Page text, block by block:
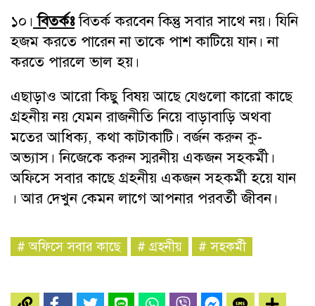
১০। বিতর্কঃবিতর্ক করবেন কিন্তু সবার সাথে নয়। যিনি
হজম করতে পারেন না তাকে পাশ কাটিয়ে যান। না
করতে পারলে ভাল হয়।
এছাড়াও আরো কিছু বিষয় আছে যেগুলো কারো কাছে
গ্রহনীয় নয় যেমন রাজনীতি নিয়ে বাড়াবাড়ি অথবা
মতের আধিক্য, কথা কাটাকাটি। বর্জন করুন কু-
অভ্যাস। নিজেকে করুন স্মরনীয় একজন সহকর্মী।
অফিসে সবার কাছে গ্রহনীয় একজন সহকর্মী হয়ে যান
। আর দেখুন কেমন লাগে আপনার পরবর্তী জীবন।
#অফিসে সবার কাছে #গ্রহনীয় #সহকর্মী